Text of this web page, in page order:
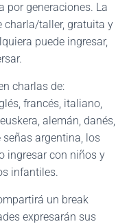
por generaciones. La
charla/taller, gratuita y
puede ingresar,
charlas de:
francés, italiano,
alemán, danés,
argentina, los
ingresar con niños y
infantiles.
un break
expresarán sus